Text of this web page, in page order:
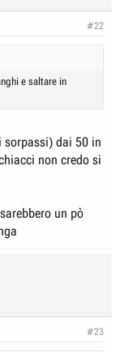
#22
e saltare in
sorpassi) dai 50 in
non credo si
un pò
#23